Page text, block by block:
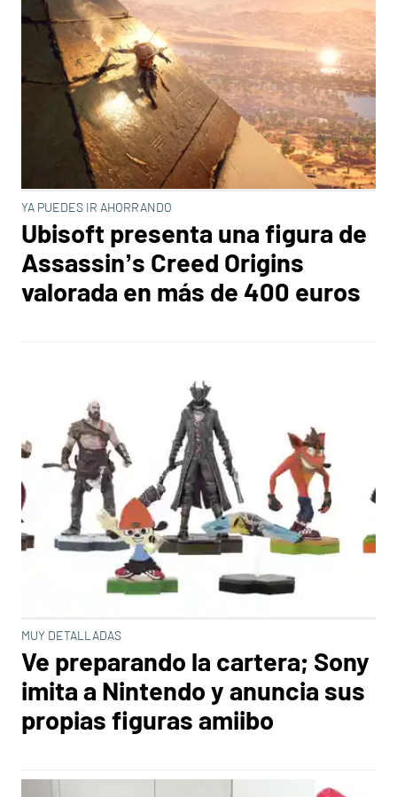
YA PUEDES IR AHORRANDO
Ubisoft presenta una figura de
Assassin’s Creed Origins
valorada en más de 400 euros
MUY DETALLADAS
Ve preparando la cartera; Sony
imita a Nintendo y anuncia sus
propias figuras amiibo